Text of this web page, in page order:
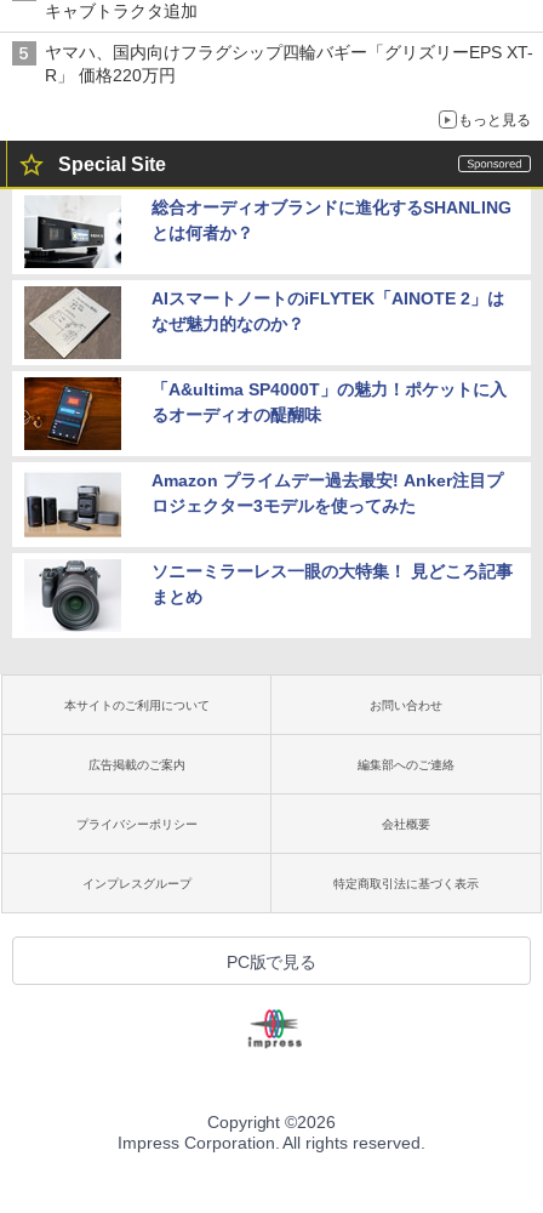
キャブトラクタ追加
ヤマハ、国内向けフラグシップ四輪バギー「グリズリーEPS XT-
R」 価格220万円
もっと見る
Special Site
総合オーディオブランドに進化するSHANLING
とは何者か？
AIスマートノートのiFLYTEK「AINOTE 2」は
なぜ魅力的なのか？
「A&ultima SP4000T」の魅力！ポケットに入
るオーディオの醍醐味
Amazon プライムデー過去最安! Anker注目プ
ロジェクター3モデルを使ってみた
ソニーミラーレス一眼の大特集！ 見どころ記事
まとめ
本サイトのご利用について お問い合わせ
広告掲載のご案内 編集部へのご連絡
プライバシーポリシー 会社概要
インプレスグループ 特定商取引法に基づく表示
PC版で見る
Copyright ©2026
Impress Corporation. All rights reserved.